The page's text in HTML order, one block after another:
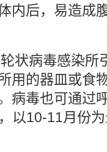
内后，易造成
状病毒感染所
用的器皿或食
病毒也可通过
以10-11月份